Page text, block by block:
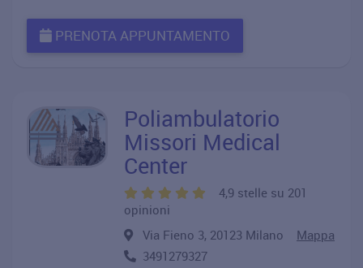
PRENOTA APPUNTAMENTO
Poliambulatorio
Missori Medical
Center
4,9 stelle su 201
opinioni
Via Fieno 3, 20123 Milano Mappa
3491279327